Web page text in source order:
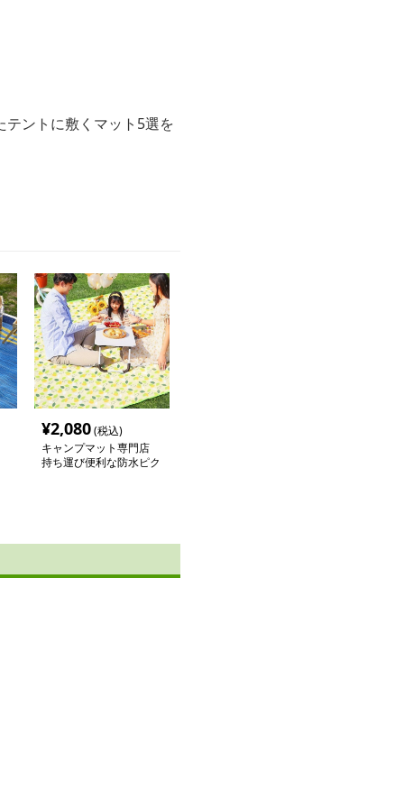
ントに敷くマット5選を
¥2,080(税込)
キャンプマット専門店
持ち運び便利な防水ピク